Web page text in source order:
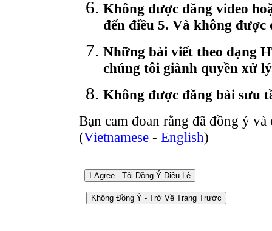
Không được đăng video
đến điều 5. Và không
Những bài viết theo dạng
chúng tôi giành quyền xử
Không được đăng bài sưu
Bạn cam đoan rằng đã đồng ý
(Vietnamese - English)